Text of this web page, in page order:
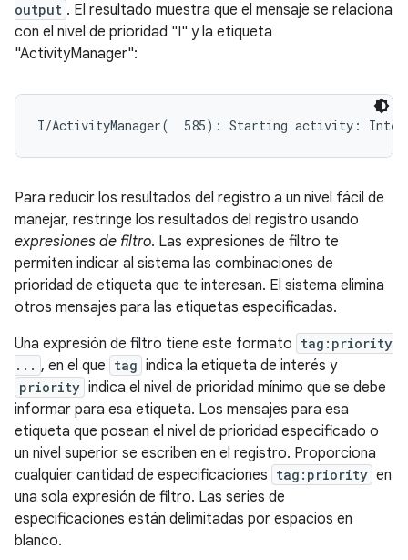
output . El resultado muestra que el mensaje se relaciona
con el nivel de prioridad "I" y la etiqueta
"ActivityManager":
Para reducir los resultados del registro a un nivel fácil de
manejar, restringe los resultados del registro usando
expresiones de filtro. Las expresiones de filtro te
permiten indicar al sistema las combinaciones de
prioridad de etiqueta que te interesan. El sistema elimina
otros mensajes para las etiquetas especificadas.
Una expresión de filtro tiene este formato tag:priority
... , en el que tag indica la etiqueta de interés y
priority indica el nivel de prioridad mínimo que se debe
informar para esa etiqueta. Los mensajes para esa
etiqueta que posean el nivel de prioridad especificado o
un nivel superior se escriben en el registro. Proporciona
cualquier cantidad de especificaciones tag:priority en
una sola expresión de filtro. Las series de
especificaciones están delimitadas por espacios en
blanco.